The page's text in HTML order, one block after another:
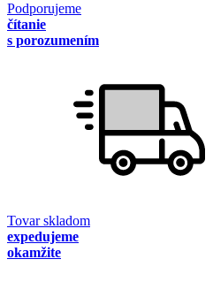
Podporujeme
čítanie
s porozumením
Tovar skladom
expedujeme
okamžite